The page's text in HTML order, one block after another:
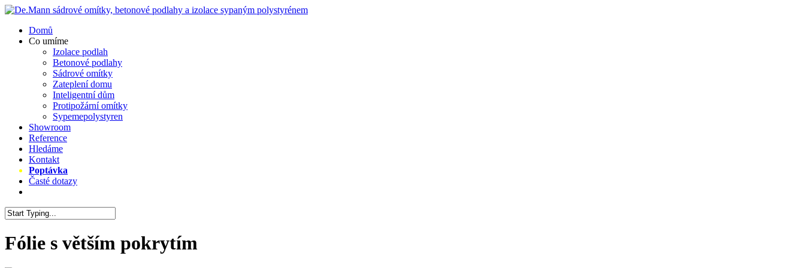
Skip
main
content
Menu
Domů
Co umíme
Izolace podlah
Betonové podlahy
Sádrové omítky
Zateplení domu
Inteligentní dům
Protipožární omítky
Sypemepolystyren
Showroom
Reference
Hledáme
Kontakt
Poptávka
Časté dotazy
Search
Fólie s větším pokrytím